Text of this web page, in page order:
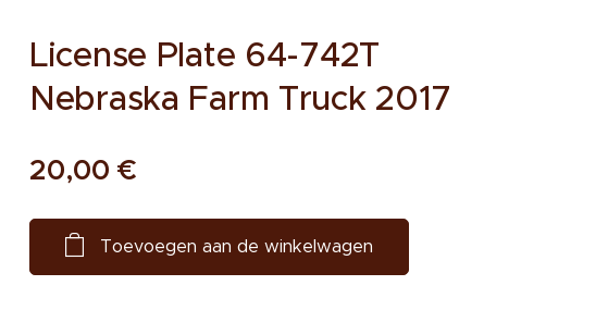
License Plate 64-742T
Nebraska Farm Truck 2017
20,00 €
Toevoegen aan de winkelwagen